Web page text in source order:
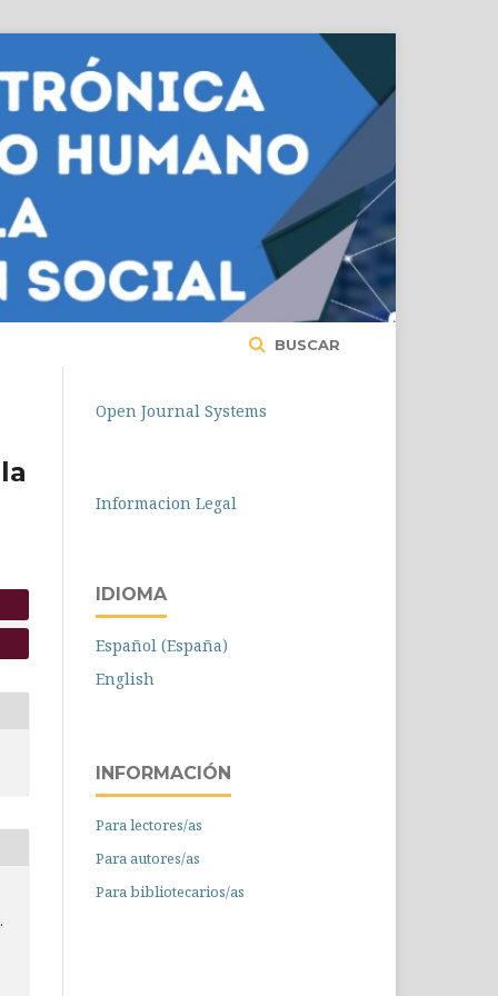
BUSCAR
Open Journal Systems
Informacion Legal
IDIOMA
Español (España)
English
INFORMACIÓN
Para lectores/as
Para autores/as
Para bibliotecarios/as